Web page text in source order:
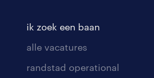
ik zoek een baan
alle vacatures
randstad operational